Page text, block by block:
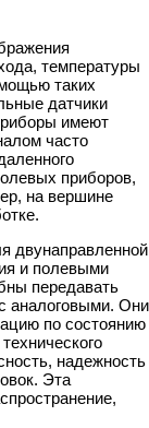
температуры
таких
датчики
имеют
часто
приборов,
на вершине
двунаправленной
и полевыми
передавать
аналоговыми. Они
по состоянию
надежность
Эта